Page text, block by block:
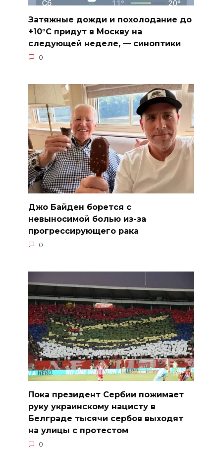
Затяжные дожди и похолодание до
+10°C придут в Москву на
следующей неделе, — синоптики
0
Джо Байден борется с
невыносимой болью из-за
прогрессирующего рака
0
Пока президент Сербии пожимает
руку украинскому нацисту в
Белграде тысячи сербов выходят
на улицы с протестом
0